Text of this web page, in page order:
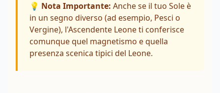
💡 Nota Importante: Anche se il tuo Sole è
in un segno diverso (ad esempio, Pesci o
Vergine), l'Ascendente Leone ti conferisce
comunque quel magnetismo e quella
presenza scenica tipici del Leone.